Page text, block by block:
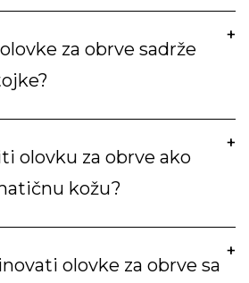
za obrve sadrže
olovku za obrve ako
kožu?
olovke za obrve sa